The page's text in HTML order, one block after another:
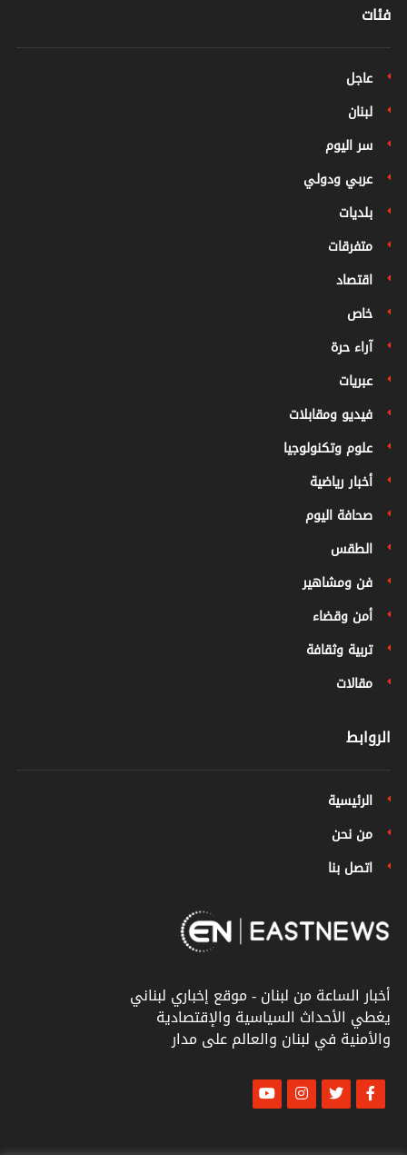
فئات
عاجل
لبنان
سر اليوم
عربي ودولي
بلديات
متفرقات
اقتصاد
خاص
آراء حرة
عبريات
فيديو ومقابلات
علوم وتكنولوجيا
أخبار رياضية
صحافة اليوم
الطقس
فن ومشاهير
أمن وقضاء
تربية وثقافة
مقالات
الروابط
الرئيسية
من نحن
اتصل بنا
أخبار الساعة من لبنان - موقع إخباري لبناني
يغطي الأحداث السياسية والإقتصادية
والأمنية في لبنان والعالم على مدار